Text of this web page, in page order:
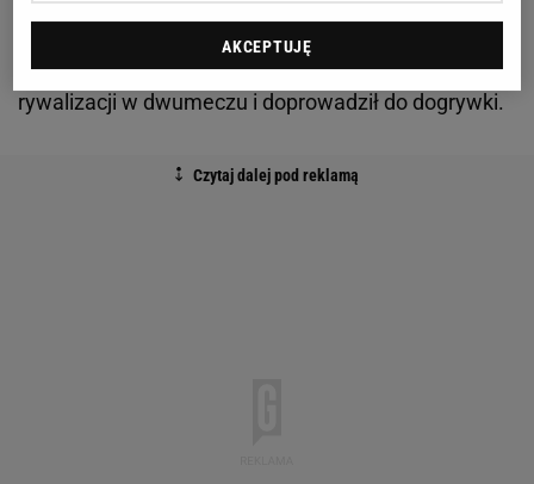
Merta Muldura. Tym samym wyrównał stan
rywalizacji w dwumeczu i doprowadził do dogrywki.
AKCEPTUJĘ